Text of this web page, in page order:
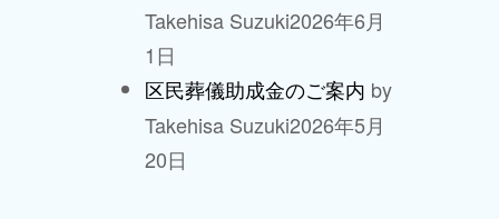
Takehisa Suzuki2026年6月
1日
区民葬儀助成金のご案内 by
Takehisa Suzuki2026年5月
20日